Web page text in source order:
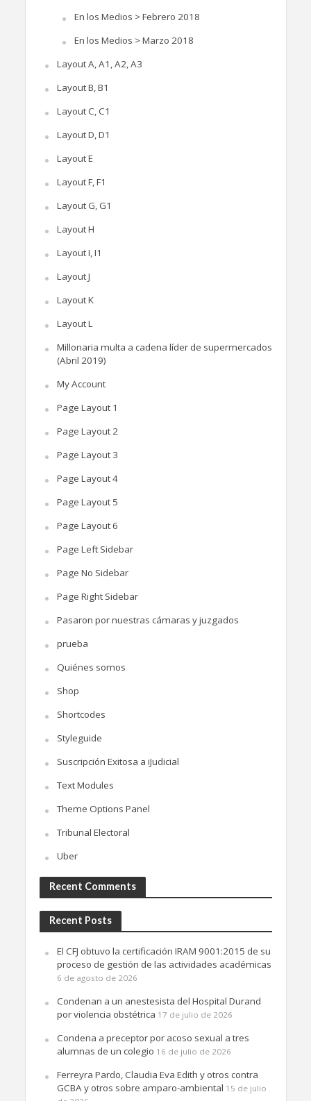
En los Medios > Febrero 2018
En los Medios > Marzo 2018
Layout A, A1, A2, A3
Layout B, B1
Layout C, C1
Layout D, D1
Layout E
Layout F, F1
Layout G, G1
Layout H
Layout I, I1
Layout J
Layout K
Layout L
Millonaria multa a cadena líder de supermercados
(Abril 2019)
My Account
Page Layout 1
Page Layout 2
Page Layout 3
Page Layout 4
Page Layout 5
Page Layout 6
Page Left Sidebar
Page No Sidebar
Page Right Sidebar
Pasaron por nuestras cámaras y juzgados
prueba
Quiénes somos
Shop
Shortcodes
Styleguide
Suscripción Exitosa a iJudicial
Text Modules
Theme Options Panel
Tribunal Electoral
Uber
Recent Comments
Recent Posts
El CFJ obtuvo la certificación IRAM 9001:2015 de su
proceso de gestión de las actividades académicas
6 de agosto de 2026
Condenan a un anestesista del Hospital Durand
por violencia obstétrica 17 de julio de 2026
Condena a preceptor por acoso sexual a tres
alumnas de un colegio 16 de julio de 2026
Ferreyra Pardo, Claudia Eva Edith y otros contra
GCBA y otros sobre amparo-ambiental 15 de julio